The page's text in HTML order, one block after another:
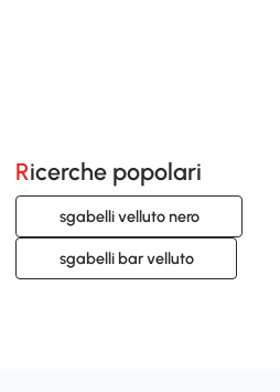
Ricerche popolari
sgabelli velluto nero
sgabelli bar velluto